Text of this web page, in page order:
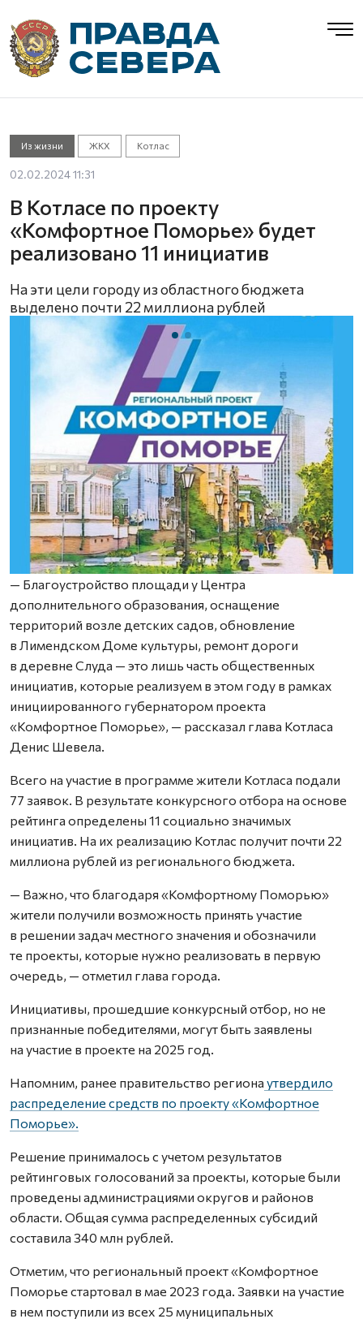
Из жизни ЖКХ Котлас
02.02.2024 11:31
В Котласе по проекту
«Комфортное Поморье» будет
реализовано 11 инициатив
На эти цели городу из областного бюджета
выделено почти 22 миллиона рублей
— Благоустройство площади у Центра
дополнительного образования, оснащение
территорий возле детских садов, обновление
в Лимендском Доме культуры, ремонт дороги
в деревне Слуда — это лишь часть общественных
инициатив, которые реализуем в этом году в рамках
инициированного губернатором проекта
«Комфортное Поморье», — рассказал глава Котласа
Денис Шевела.
Всего на участие в программе жители Котласа подали
77 заявок. В результате конкурсного отбора на основе
рейтинга определены 11 социально значимых
инициатив. На их реализацию Котлас получит почти 22
миллиона рублей из регионального бюджета.
— Важно, что благодаря «Комфортному Поморью»
жители получили возможность принять участие
в решении задач местного значения и обозначили
те проекты, которые нужно реализовать в первую
очередь, — отметил глава города.
Инициативы, прошедшие конкурсный отбор, но не
признанные победителями, могут быть заявлены
на участие в проекте на 2025 год.
Напомним, ранее правительство региона утвердило
распределение средств по проекту «Комфортное
Поморье».
Решение принималось с учетом результатов
рейтинговых голосований за проекты, которые были
проведены администрациями округов и районов
области. Общая сумма распределенных субсидий
составила 340 млн рублей.
Отметим, что региональный проект «Комфортное
Поморье стартовал в мае 2023 года. Заявки на участие
в нем поступили из всех 25 муниципальных